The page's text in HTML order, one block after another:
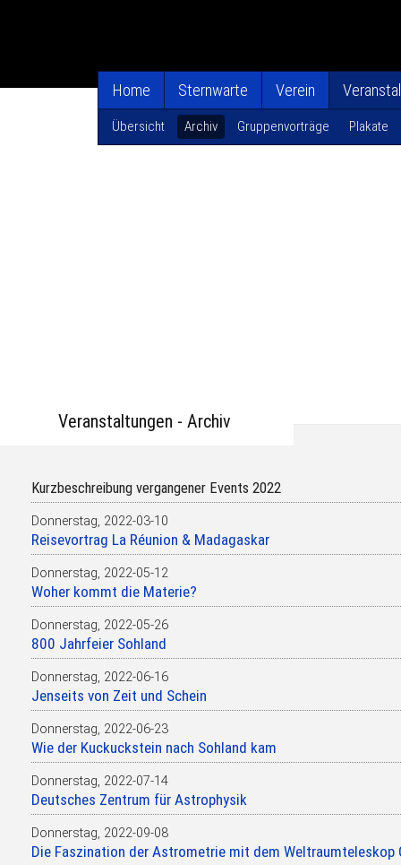
Home Sternwarte Verein
Übersicht Archiv Gruppenvorträge Plakate
Veranstaltungen - Archiv
Kurzbeschreibung vergangener Events 2022
Donnerstag, 2022-03-10
Reisevortrag La Réunion & Madagaskar
Donnerstag, 2022-05-12
Woher kommt die Materie?
Donnerstag, 2022-05-26
800 Jahrfeier Sohland
Donnerstag, 2022-06-16
Jenseits von Zeit und Schein
Donnerstag, 2022-06-23
Wie der Kuckuckstein nach Sohland kam
Donnerstag, 2022-07-14
Deutsches Zentrum für Astrophysik
Donnerstag, 2022-09-08
Die Faszination der Astrometrie mit dem Weltraumteleskop